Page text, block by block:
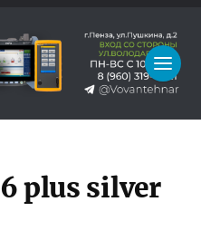
plus silver